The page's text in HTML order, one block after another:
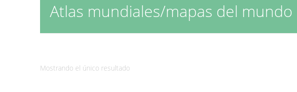
Atlas mundiales/mapas del mundo
Mostrando el único resultado